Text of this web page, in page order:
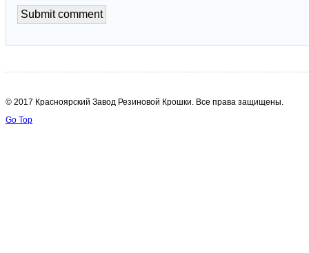
© 2017 Красноярский Завод Резиновой Крошки. Все права защищены.
Go Top